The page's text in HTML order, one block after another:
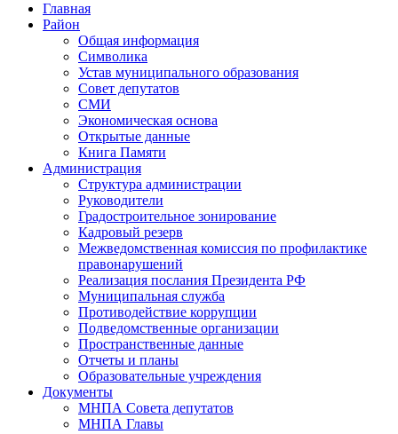
Главная
Район
Общая информация
Символика
Устав муниципального образования
Совет депутатов
СМИ
Экономическая основа
Открытые данные
Книга Памяти
Администрация
Структура администрации
Руководители
Градостроительное зонирование
Кадровый резерв
Межведомственная комиссия по профилактике
правонарушений
Реализация послания Президента РФ
Муниципальная служба
Противодействие коррупции
Подведомственные организации
Пространственные данные
Отчеты и планы
Образовательные учреждения
Документы
МНПА Совета депутатов
МНПА Главы